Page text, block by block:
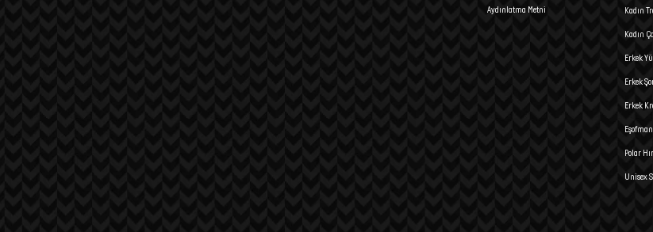
Aydınlatma Metni
Kadın
Kadın
Erkek
Erkek
Erkek
Polar
Unisex